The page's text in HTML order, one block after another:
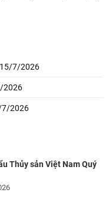
7/2026
2026
7/2026
Thủy sản Việt Nam Quý